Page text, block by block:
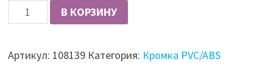
Количество
Кромка
23х0,8
В КОРЗИНУ
Артикул: 108139 Категория: Кромка PVC/ABS